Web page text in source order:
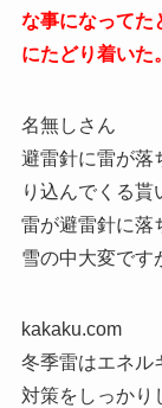
な事になってた
にたどり着いた。
名無しさん
避雷針に雷が落
り込んでくる貰
雷が避雷針に落
雪の中大変です
kakaku.com
冬季雷はエネル
対策をしっかり